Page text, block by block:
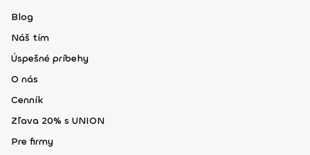
Blog
Náš tím
Úspešné príbehy
O nás
Cenník
Zľava 20% s UNION
Pre firmy